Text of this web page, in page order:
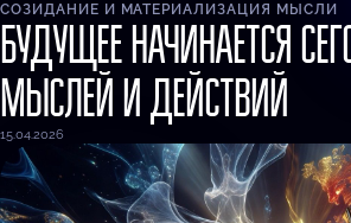
СОЗИДАНИЕ И МАТЕРИАЛИЗАЦИЯ МЫСЛИ
БУДУЩЕЕ НАЧИНАЕТСЯ
МЫСЛЕЙ И ДЕЙСТВИЙ
15.04.2026